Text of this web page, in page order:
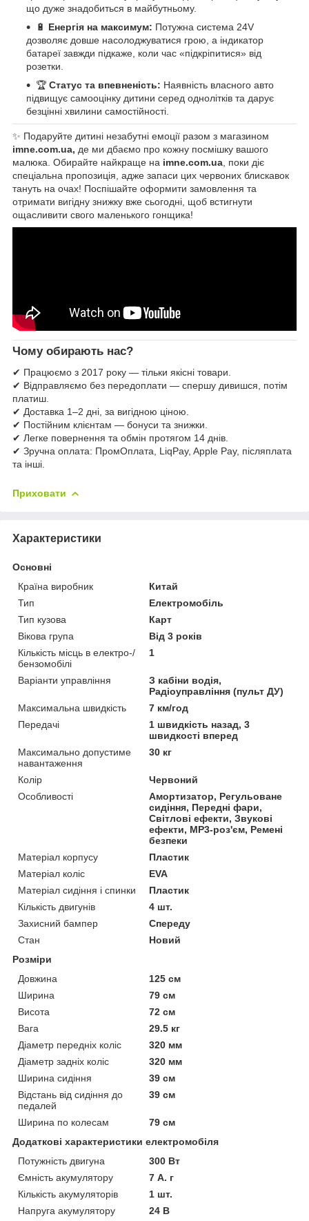
що дуже знадобиться в майбутньому.
🔋 Енергія на максимум: Потужна система 24V
дозволяє довше насолоджуватися грою, а індикатор
батареї завжди підкаже, коли час «підкріпитися» від
розетки.
🏆 Статус та впевненість: Наявність власного авто
підвищує самооцінку дитини серед однолітків та дарує
безцінні хвилини самостійності.
✨ Подаруйте дитині незабутні емоції разом з магазином
imne.com.ua, де ми дбаємо про кожну посмішку вашого
малюка. Обирайте найкраще на imne.com.ua , поки діє
спеціальна пропозиція, адже запаси цих червоних блискавок
тануть на очах! Поспішайте оформити замовлення та
отримати вигідну знижку вже сьогодні, щоб встигнути
ощасливити свого маленького гонщика!
Чому обирають нас?
✔ Працюємо з 2017 року — тільки якісні товари.
✔ Відправляємо без передоплати — спершу дивишся, потім
платиш.
✔ Доставка 1–2 дні, за вигідною ціною.
✔ Постійним клієнтам — бонуси та знижки.
✔ Легке повернення та обмін протягом 14 днів.
✔ Зручна оплата: ПромОплата, LiqPay, Apple Pay, післяплата
та інші.
Приховати
Характеристики
Основні
Країна виробник
Китай
Тип
Електромобіль
Тип кузова
Карт
Вікова група
Від 3 років
Кількість місць в електро-/
бензомобілі
1
Варіанти управління
З кабіни водія,
Радіоуправління (пульт ДУ)
Максимальна швидкість
7 км/год
Передачі
1 швидкість назад, 3
швидкості вперед
Максимально допустиме
навантаження
30 кг
Колір
Червоний
Особливості
Амортизатор, Регульоване
сидіння, Передні фари,
Світлові ефекти, Звукові
ефекти, MP3-роз'єм, Ремені
безпеки
Матеріал корпусу
Пластик
Матеріал коліс
EVA
Матеріал сидіння і спинки
Пластик
Кількість двигунів
4 шт.
Захисний бампер
Спереду
Стан
Новий
Розміри
Довжина
125 см
Ширина
79 см
Висота
72 см
Вага
29.5 кг
Діаметр передніх коліс
320 мм
Діаметр задніх коліс
320 мм
Ширина сидіння
39 см
Відстань від сидіння до
педалей
39 см
Ширина по колесам
79 см
Додаткові характеристики електромобіля
Потужність двигуна
300 Вт
Ємність акумулятору
7 А. г
Кількість акумуляторів
1 шт.
Напруга акумулятору
24 В